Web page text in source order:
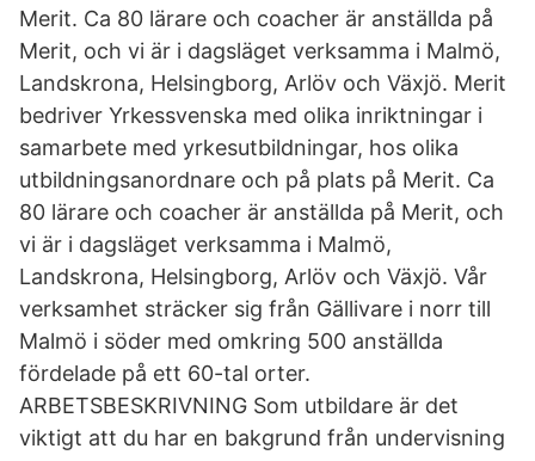
Merit. Ca 80 lärare och coacher är anställda på
Merit, och vi är i dagsläget verksamma i Malmö,
Landskrona, Helsingborg, Arlöv och Växjö. Merit
bedriver Yrkessvenska med olika inriktningar i
samarbete med yrkesutbildningar, hos olika
utbildningsanordnare och på plats på Merit. Ca
80 lärare och coacher är anställda på Merit, och
vi är i dagsläget verksamma i Malmö,
Landskrona, Helsingborg, Arlöv och Växjö. Vår
verksamhet sträcker sig från Gällivare i norr till
Malmö i söder med omkring 500 anställda
fördelade på ett 60-tal orter.
ARBETSBESKRIVNING Som utbildare är det
viktigt att du har en bakgrund från undervisning